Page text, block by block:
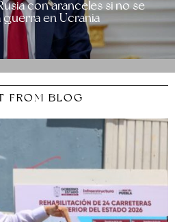
con aranceles si no se
guerra en Ucrania
FROM BLOG